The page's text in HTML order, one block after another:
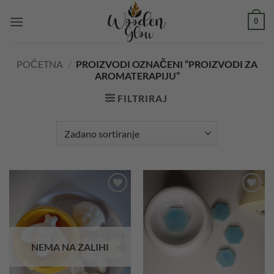
0
POČETNA / PROIZVODI OZNAČENI “PROIZVODI ZA
AROMATERAPIJU”
FILTRIRAJ
Add to
wishlist
NEMA NA ZALIHI
wishlist